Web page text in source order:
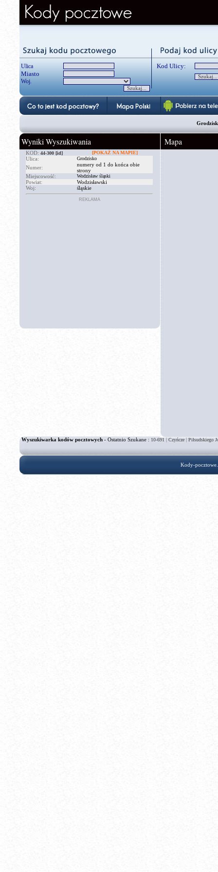
Ulica
Miasto
Woj.
Kod Ulicy:
Wyniki Wyszukiwania
KOD: 44-300 [id] [POKAŻ NA MAPIE]
Ulica: Grodzisko
Numer:
numery od 1 do końca obie
strony
Miejscowość:
Wodzisław śląski
Powiat:
Wodzisławski
Woj:
śląskie
REKLAMA
Mapa
Wyszukiwarka kodów pocztowych - Ostatnio Szukane : 10-691|Czyńcze|Piłsudskiego
Kody-